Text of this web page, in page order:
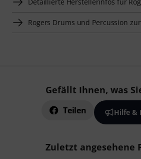
Rogers Drums und Percussion
Gefällt Ihnen, was
Teilen Hilfe &
Zuletzt angesehene